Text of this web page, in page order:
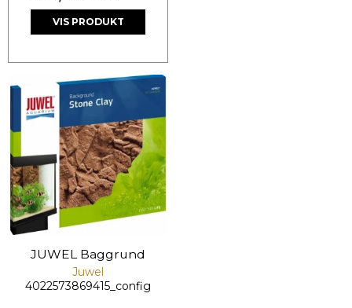
VIS PRODUKT
JUWEL Baggrund
Juwel
4022573869415_config